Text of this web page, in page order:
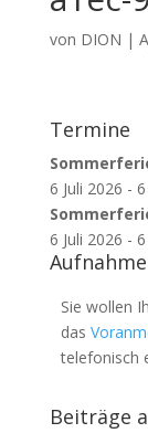
von DION |
Termine
6 Juli 2026 -
6 Juli 2026 -
Aufnahme
Sie wollen
das
telefonisch
Beiträge